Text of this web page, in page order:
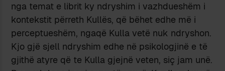
nga temat e librit ky ndryshim i vazhdueshëm i
kontekstit përreth Kullës, që bëhet edhe më i
perceptueshëm, ngaqë Kulla vetë nuk ndryshon.
Kjo gjë sjell ndryshim edhe në psikologjinë e të
gjithë atyre që te Kulla gjejnë veten, siç jam unë.